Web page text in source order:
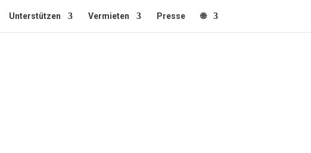
Unterstützen Vermieten Presse 🌐